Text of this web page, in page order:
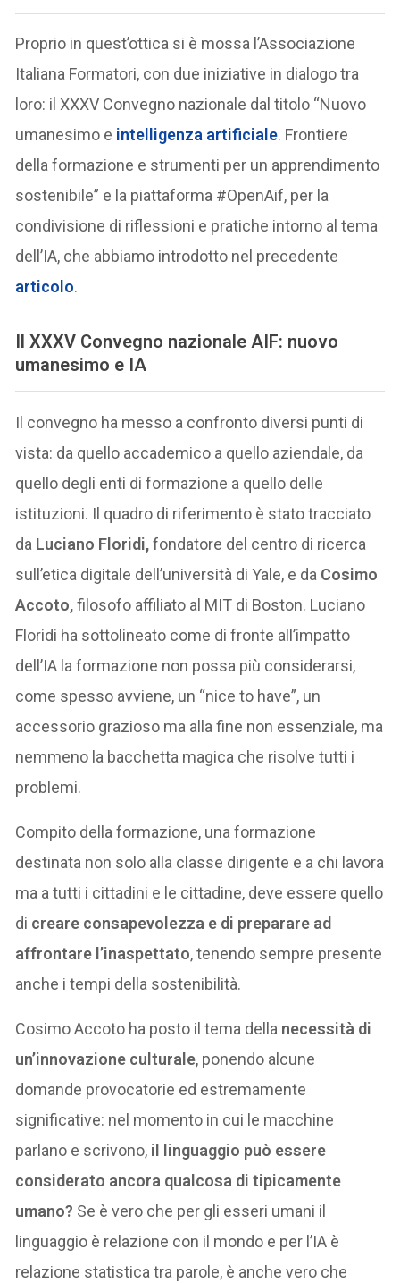
Proprio in quest’ottica si è mossa l’Associazione
Italiana Formatori, con due iniziative in dialogo tra
loro: il XXXV Convegno nazionale dal titolo “Nuovo
umanesimo e intelligenza artificiale. Frontiere
della formazione e strumenti per un apprendimento
sostenibile” e la piattaforma #OpenAif, per la
condivisione di riflessioni e pratiche intorno al tema
dell’IA, che abbiamo introdotto nel precedente
articolo.
Il XXXV Convegno nazionale AIF: nuovo
umanesimo e IA
Il convegno ha messo a confronto diversi punti di
vista: da quello accademico a quello aziendale, da
quello degli enti di formazione a quello delle
istituzioni. Il quadro di riferimento è stato tracciato
da Luciano Floridi,fondatore del centro di ricerca
sull’etica digitale dell’università di Yale, e da Cosimo
Accoto,filosofo affiliato al MIT di Boston. Luciano
Floridi ha sottolineato come di fronte all’impatto
dell’IA la formazione non possa più considerarsi,
come spesso avviene, un “nice to have”, un
accessorio grazioso ma alla fine non essenziale, ma
nemmeno la bacchetta magica che risolve tutti i
problemi.
Compito della formazione, una formazione
destinata non solo alla classe dirigente e a chi lavora
ma a tutti i cittadini e le cittadine, deve essere quello
di creare consapevolezza e di preparare ad
affrontare l’inaspettato, tenendo sempre presente
anche i tempi della sostenibilità.
Cosimo Accoto ha posto il tema della necessità di
un’innovazione culturale, ponendo alcune
domande provocatorie ed estremamente
significative: nel momento in cui le macchine
parlano e scrivono, il linguaggio può essere
considerato ancora qualcosa di tipicamente
umano? Se è vero che per gli esseri umani il
linguaggio è relazione con il mondo e per l’IA è
relazione statistica tra parole, è anche vero che